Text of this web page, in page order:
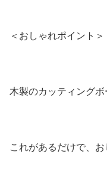
＜おしゃれポイント＞
木製のカッティング
これがあるだけで、